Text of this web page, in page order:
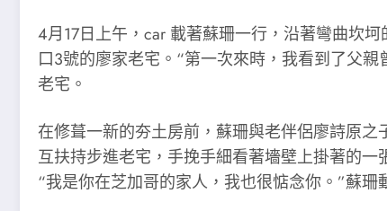
4月17日上午，car 載著蘇珊一行，沿著彎曲坎
口3號的廖家老宅。“第一次來時，我看到了父
老宅。
在修葺一新的夯土房前，蘇珊與老伴侶廖詩原
互扶持步進老宅，手挽手細看著墻壁上掛著的
“我是你在芝加哥的家人，我也很惦念你。”蘇珊